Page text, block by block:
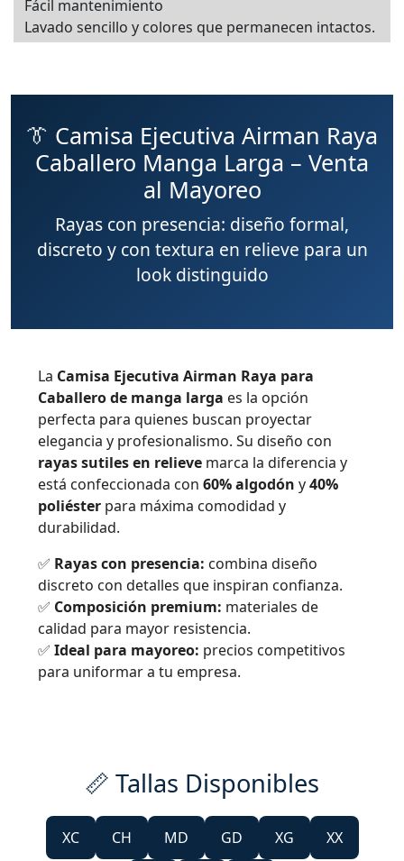
Fácil mantenimiento
Lavado sencillo y colores que permanecen intactos.
👔 Camisa Ejecutiva Airman Raya
Caballero Manga Larga – Venta
al Mayoreo
Rayas con presencia: diseño formal,
discreto y con textura en relieve para un
look distinguido
La Camisa Ejecutiva Airman Raya para
Caballero de manga larga es la opción
perfecta para quienes buscan proyectar
elegancia y profesionalismo. Su diseño con
rayas sutiles en relieve marca la diferencia y
está confeccionada con 60% algodón y40%
poliéster para máxima comodidad y
durabilidad.
✅ Rayas con presencia: combina diseño
discreto con detalles que inspiran confianza.
✅ Composición premium: materiales de
calidad para mayor resistencia.
✅ Ideal para mayoreo: precios competitivos
para uniformar a tu empresa.
📏 Tallas Disponibles
XC CH MD GD XG XX